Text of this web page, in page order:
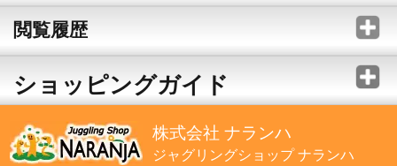
閲覧履歴
ショッピングガイド
株式会社 ナランハ
ジャグリングショップ ナランハ